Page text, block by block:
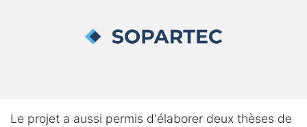
Le projet a aussi permis d'élaborer deux thèses de